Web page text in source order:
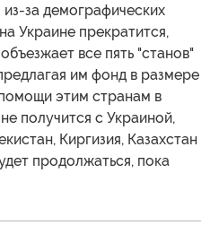
из-за демографических
Украине прекратится,
все пять "станов"
им фонд в размере
этим странам в
получится с Украиной,
Киргизия, Казахстан
продолжаться, пока